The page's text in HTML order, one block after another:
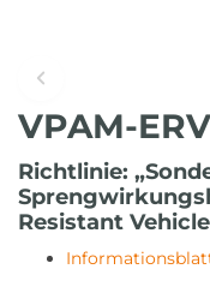
VPAM-
Richtlinie:
Resistant